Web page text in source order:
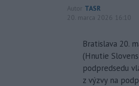
Autor TASR
20. marca 2026 16:10
Bratislava 20.
(Hnutie
podpredsedu
z výzvy na